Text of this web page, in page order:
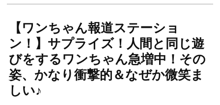
【ワンちゃん報道ステーショ
ン！】サプライズ！人間と同じ遊
びをするワンちゃん急増中！その
姿、かなり衝撃的＆なぜか微笑ま
しい♪